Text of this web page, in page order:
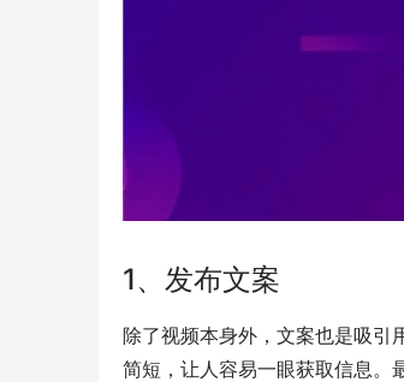
1、发布文案
除了视频本身外，文案也是吸引
简短，让人容易一眼获取信息。